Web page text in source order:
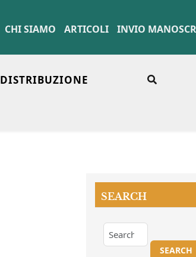
CHI SIAMO ARTICOLI INVIO
DISTRIBUZIONE
SEARCH